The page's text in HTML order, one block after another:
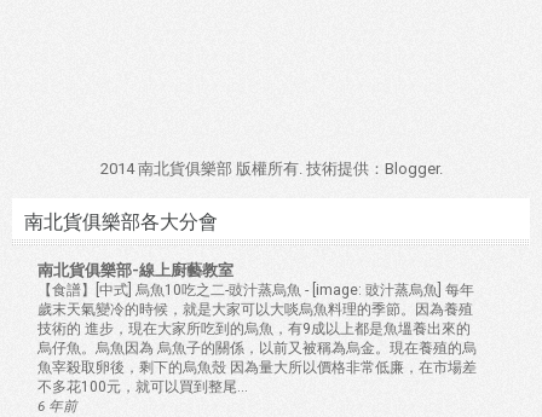
2014 南北貨俱樂部 版權所有. 技術提供： Blogger.
南北貨俱樂部各大分會
南北貨俱樂部-線上廚藝教室
【食譜】[中式] 烏魚10吃之二-豉汁蒸烏魚 - [image: 豉汁蒸烏魚] 每年
歲末天氣變冷的時候，就是大家可以大啖烏魚料理的季節。因為養殖
技術的 進步，現在大家所吃到的烏魚，有9成以上都是魚塭養出來的
烏仔魚。烏魚因為 烏魚子的關係，以前又被稱為烏金。現在養殖的烏
魚宰殺取卵後，剩下的烏魚殼 因為量大所以價格非常低廉，在市場差
不多花100元，就可以買到整尾...
6 年前